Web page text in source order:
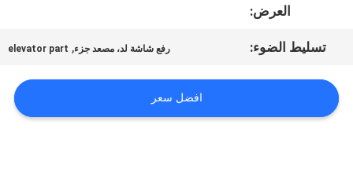
أخبار
العرض:
تسليط الضوء: رفع شاشة لد، مصعد جزء,
elevator part
افضل سعر